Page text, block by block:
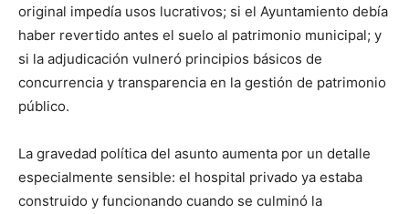
original impedía usos lucrativos; si el Ayuntamiento debía
haber revertido antes el suelo al patrimonio municipal; y
si la adjudicación vulneró principios básicos de
concurrencia y transparencia en la gestión de patrimonio
público.
La gravedad política del asunto aumenta por un detalle
especialmente sensible: el hospital privado ya estaba
construido y funcionando cuando se culminó la